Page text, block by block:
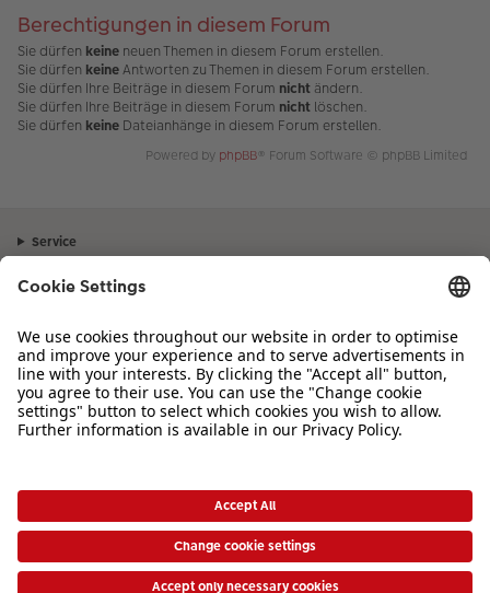
Berechtigungen in diesem Forum
Sie dürfen keine neuen Themen in diesem Forum erstellen.
Sie dürfen keineAntworten zu Themen in diesem Forum erstellen.
Sie dürfen Ihre Beiträge in diesem Forum nicht ändern.
Sie dürfen Ihre Beiträge in diesem Forum nicht löschen.
Sie dürfen keine Dateianhänge in diesem Forum erstellen.
Powered by phpBB® Forum Software © phpBB Limited
Service
Sortiment
Inspiration
Bei Fragen zu Produkten oder der Bestellung können Sie uns gerne von
Montag bis Samstag von 8:00 – 20:00 Uhr und Sonntag von 10:00 –